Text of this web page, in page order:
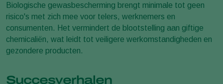
Biologische gewasbescherming brengt minimale tot geen
risico's met zich mee voor telers, werknemers en
consumenten. Het vermindert de blootstelling aan giftige
chemicaliën, wat leidt tot veiligere werkomstandigheden en
gezondere producten.
Succesverhalen